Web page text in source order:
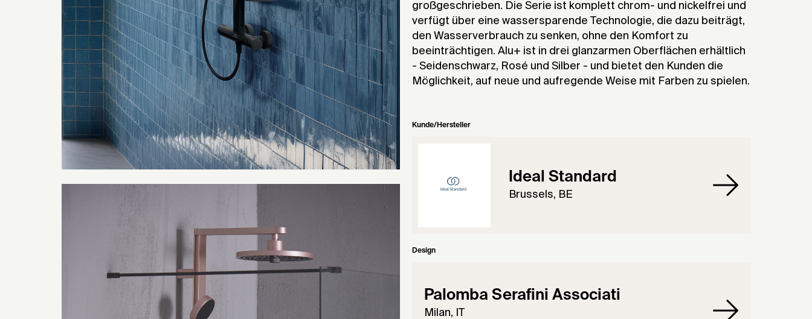
großgeschrieben. Die Serie ist komplett chrom- und nickelfrei und
verfügt über eine wassersparende Technologie, die dazu beiträgt,
den Wasserverbrauch zu senken, ohne den Komfort zu
beeinträchtigen. Alu+ ist in drei glanzarmen Oberflächen erhältlich
- Seidenschwarz, Rosé und Silber - und bietet den Kunden die
Möglichkeit, auf neue und aufregende Weise mit Farben zu spielen.
Kunde/Hersteller
Ideal Standard
Brussels, BE
Design
Palomba Serafini Associati
Milan, IT